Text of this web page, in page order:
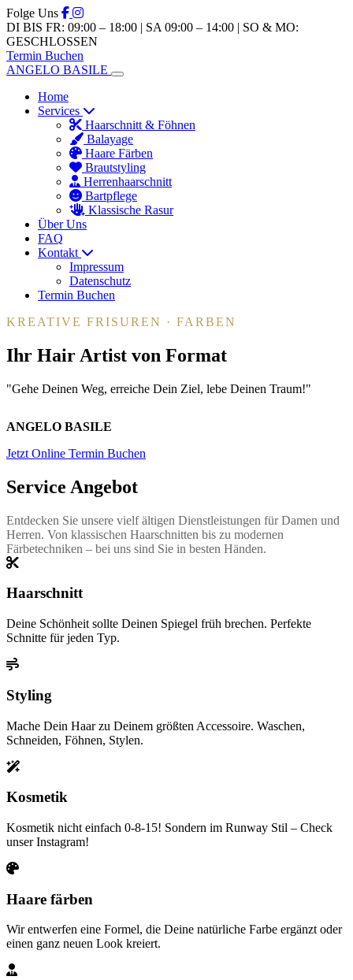
Folge Uns
DI BIS FR: 09:00 – 18:00 | SA 09:00 – 14:00 | SO & MO:
GESCHLOSSEN
Termin Buchen
ANGELO BASILE
Home
Services
Haarschnitt & Föhnen
Balayage
Haare Färben
Brautstyling
Herrenhaarschnitt
Bartpflege
Klassische Rasur
Über Uns
FAQ
Kontakt
Impressum
Datenschutz
Termin Buchen
KREATIVE FRISUREN · FARBEN
Ihr Hair Artist von Format
"Gehe Deinen Weg, erreiche Dein Ziel, lebe Deinen Traum!"
ANGELO BASILE
Jetzt Online Termin Buchen
Service Angebot
Entdecken Sie unsere vielf ältigen Dienstleistungen für Damen und
Herren. Von klassischen Haarschnitten bis zu modernen
Färbetechniken – bei uns sind Sie in besten Händen.
Haarschnitt
Deine Schönheit sollte Deinen Spiegel früh brechen. Perfekte
Schnitte für jeden Typ.
Styling
Mache Dein Haar zu Deinem größten Accessoire. Waschen,
Schneiden, Föhnen, Stylen.
Kosmetik
Kosmetik nicht einfach 0-8-15! Sondern im Runway Stil – Check
unser Instagram!
Haare färben
Wir entwerfen eine Formel, die Deine natürliche Farbe ergänzt oder
einen ganz neuen Look kreiert.